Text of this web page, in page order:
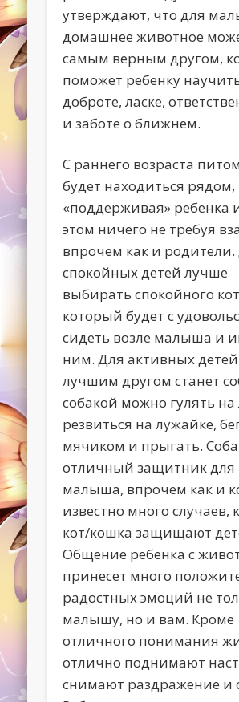
утверждают, что для
домашнее животное
самым верным другом,
поможет ребенку
доброте, ласке,
и заботе о ближнем.
С раннего возраста
будет находиться рядом,
«поддерживая» ребенка
этом ничего не требуя
впрочем как и родители.
спокойных детей лучше
выбирать спокойного
который будет с
сидеть возле малыша и
ним. Для активных детей
лучшим другом станет
собакой можно гулять на
резвиться на лужайке,
мячиком и прыгать.
отличный защитник для
малыша, впрочем как и
известно много случаев,
кот/кошка защищают
Общение ребенка с
принесет много
радостных эмоций не
малышу, но и вам. Кроме
отличного понимания
отлично поднимают
снимают раздражение и